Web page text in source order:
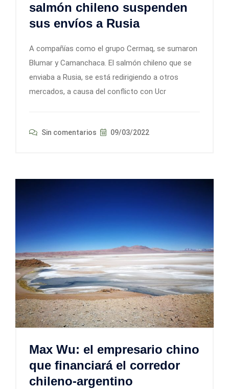
salmón chileno suspenden
sus envíos a Rusia
A compañías como el grupo Cermaq, se sumaron
Blumar y Camanchaca. El salmón chileno que se
enviaba a Rusia, se está redirigiendo a otros
mercados, a causa del conflicto con Ucr
Sin comentarios 09/03/2022
Max Wu: el empresario chino
que financiará el corredor
chileno-argentino